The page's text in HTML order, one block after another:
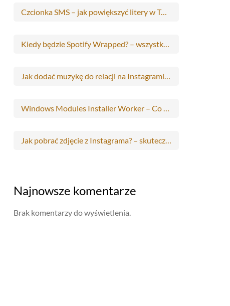
Czcionka SMS – jak powiększyć litery w Twoim Androidzie?
Kiedy będzie Spotify Wrapped? – wszystko co musisz wiedzieć
Jak dodać muzykę do relacji na Instagramie i Facebooku? – krok po kroku
Windows Modules Installer Worker – Co to jest?
Jak pobrać zdjęcie z Instagrama? – skuteczne metody
Najnowsze komentarze
Brak komentarzy do wyświetlenia.